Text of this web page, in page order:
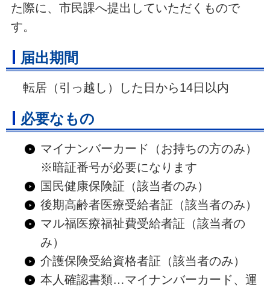
た際に、市民課へ提出していただくもので
す。
届出期間
転居（引っ越し）した日から14日以内
必要なもの
マイナンバーカード（お持ちの方のみ）
※暗証番号が必要になります
国民健康保険証（該当者のみ）
後期高齢者医療受給者証（該当者のみ）
マル福医療福祉費受給者証（該当者の
み）
介護保険受給資格者証（該当者のみ）
本人確認書類…マイナンバーカード、運